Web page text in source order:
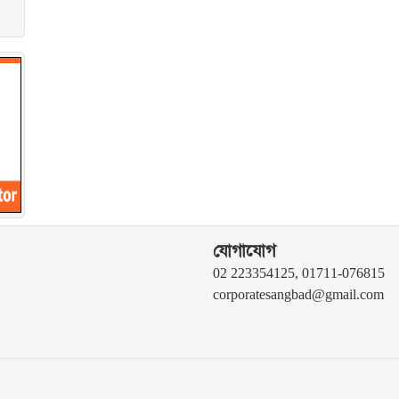
যোগাযোগ
02 223354125, 01711-076815
corporatesangbad@gmail.com